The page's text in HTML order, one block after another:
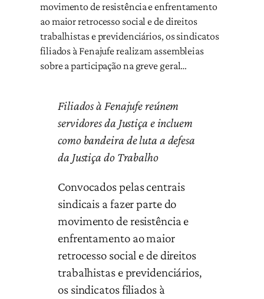
movimento de resistência e enfrentamento
ao maior retrocesso social e de direitos
trabalhistas e previdenciários, os sindicatos
filiados à Fenajufe realizam assembleias
sobre a participação na greve geral…
Filiados à Fenajufe reúnem
servidores da Justiça e incluem
como bandeira de luta a defesa
da Justiça do Trabalho
Convocados pelas centrais
sindicais a fazer parte do
movimento de resistência e
enfrentamento ao maior
retrocesso social e de direitos
trabalhistas e previdenciários,
os sindicatos filiados à